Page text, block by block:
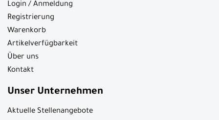
Login / Anmeldung
Registrierung
Warenkorb
Artikelverfügbarkeit
Über uns
Kontakt
Unser Unternehmen
Aktuelle Stellenangebote